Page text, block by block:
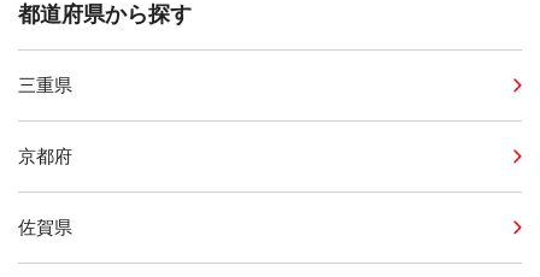
都道府県から探す
三重県
京都府
佐賀県